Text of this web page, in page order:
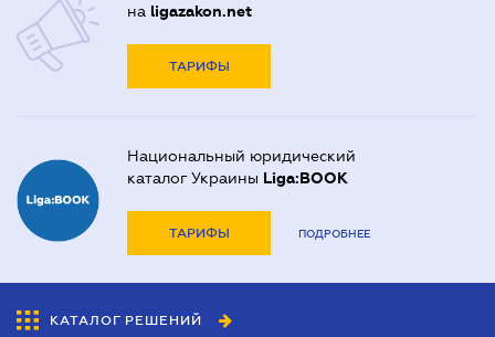
на ligazakon.net
ТАРИФЫ
Национальный юридический
каталог Украины Liga:BOOK
ТАРИФЫ ПОДРОБНЕЕ
КАТАЛОГ РЕШЕНИЙ